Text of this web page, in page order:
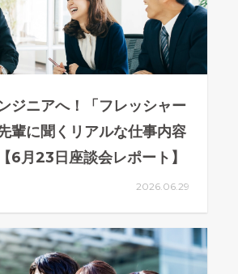
ジニアへ！「フレッシャー
輩に聞くリアルな仕事内容
6月23日座談会レポート】
2026.06.29